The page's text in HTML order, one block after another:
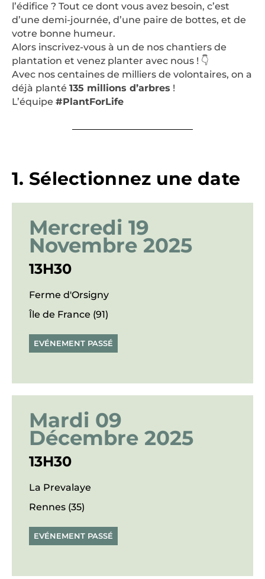
l’édifice ? Tout ce dont vous avez besoin, c’est
d’une demi-journée, d’une paire de bottes, et de
votre bonne humeur.
Alors inscrivez-vous à un de nos chantiers de
plantation et venez planter avec nous ! 👇
Avec nos centaines de milliers de volontaires, on a
déjà planté 135 millions d’arbres !
L’équipe #PlantForLife
1. Sélectionnez une date
Mercredi 19
Novembre 2025
13H30
Ferme d'Orsigny
Île de France (91)
EVÉNEMENT PASSÉ
Mardi 09
Décembre 2025
13H30
La Prevalaye
Rennes (35)
EVÉNEMENT PASSÉ